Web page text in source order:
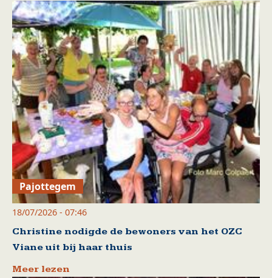
Pajottegem
18/07/2026 - 07:46
Christine nodigde de bewoners van het OZC
Viane uit bij haar thuis
Meer lezen